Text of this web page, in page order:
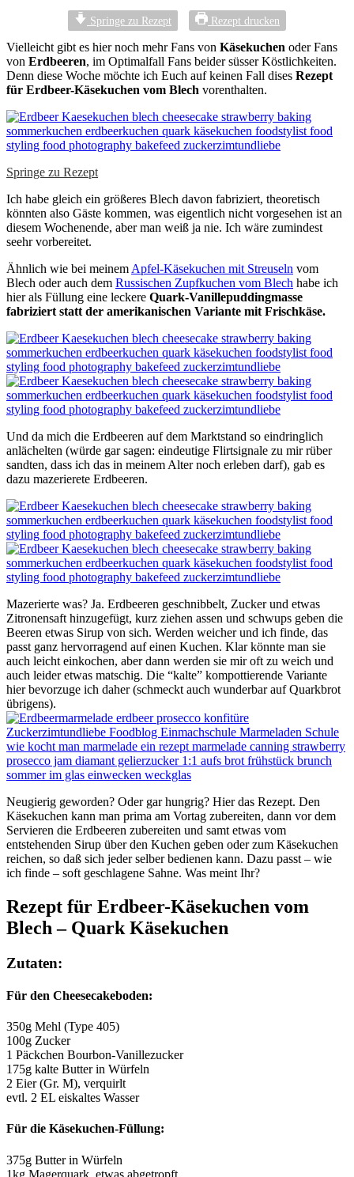
Springe zu Rezept Rezept drucken
Vielleicht gibt es hier noch mehr Fans von Käsekuchen oder Fans
von Erdbeeren, im Optimalfall Fans beider süsser Köstlichkeiten.
Denn diese Woche möchte ich Euch auf keinen Fall dises Rezept
für Erdbeer-Käsekuchen vom Blech vorenthalten.
Springe zu Rezept
Ich habe gleich ein größeres Blech davon fabriziert, theoretisch
könnten also Gäste kommen, was eigentlich nicht vorgesehen ist an
diesem Wochenende, aber man weiß ja nie. Ich wäre zumindest
seehr vorbereitet.
Ähnlich wie bei meinem Apfel-Käsekuchen mit Streuseln vom
Blech oder auch dem Russischen Zupfkuchen vom Blech habe ich
hier als Füllung eine leckere Quark-Vanillepuddingmasse
fabriziert statt der amerikanischen Variante mit Frischkäse.
Und da mich die Erdbeeren auf dem Marktstand so eindringlich
anlächelten (würde gar sagen: eindeutige Flirtsignale zu mir rüber
sandten, dass ich das in meinem Alter noch erleben darf), gab es
dazu mazerierete Erdbeeren.
Mazerierte was? Ja. Erdbeeren geschnibbelt, Zucker und etwas
Zitronensaft hinzugefügt, kurz ziehen assen und schwups geben die
Beeren etwas Sirup von sich. Werden weicher und ich finde, das
passt ganz hervorragend auf einen Kuchen. Klar könnte man sie
auch leicht einkochen, aber dann werden sie mir oft zu weich und
auch leider etwas matschig. Die “kalte” kompottierende Variante
hier bevorzuge ich daher (schmeckt auch wunderbar auf Quarkbrot
übrigens).
Neugierig geworden? Oder gar hungrig? Hier das Rezept. Den
Käsekuchen kann man prima am Vortag zubereiten, dann vor dem
Servieren die Erdbeeren zubereiten und samt etwas vom
entstehenden Sirup über den Kuchen geben oder zum Käsekuchen
reichen, so daß sich jeder selber bedienen kann. Dazu passt – wie
ich finde – soft geschlagene Sahne. Was meint Ihr?
Rezept für Erdbeer-Käsekuchen vom
Blech – Quark Käsekuchen
Zutaten:
Für den Cheesecakeboden:
350g Mehl (Type 405)
100g Zucker
1 Päckchen Bourbon-Vanillezucker
175g kalte Butter in Würfeln
2 Eier (Gr. M), verquirlt
evtl. 2 EL eiskaltes Wasser
Für die Käsekuchen-Füllung:
375g Butter in Würfeln
1kg Magerquark, etwas abgetropft